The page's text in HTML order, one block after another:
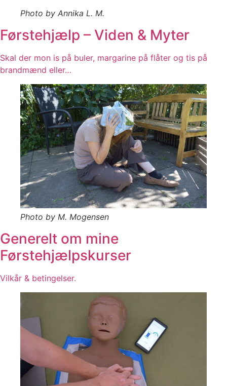
Photo by Annika L. M.
Førstehjælp – Viden & Myter
Skal der mon is på buler, margarine på flåter og tis på
brandmænd eller…
Photo by M. Mogensen
Generelt om mine
Førstehjælpskurser
Vilkår & betingelser.